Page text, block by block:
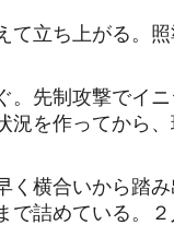
立ち上がる。
先制攻撃でイ
況を作ってから
横合いから踏
で詰めている。